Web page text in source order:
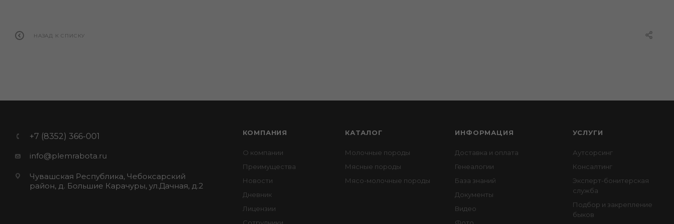
НАЗАД К СПИСКУ
+7 (8352) 366-001
info@plemrabota.ru
Чувашская Республика, Чебоксарский
район, д. Большие Карачуры, ул.Дачная, д.2
КОМПАНИЯ
О компании
Преимущества
Новости
Дневник
Лицензии
КАТАЛОГ
Молочные породы
Мясные породы
Мясо-молочные породы
ИНФОРМАЦИЯ
Доставка и оплата
Генеалогии
База знаний
Документы
Видео
УСЛУГИ
Аутсорсинг
Консалтинг
Эксперт-бонитерская
служба
Подбор и закрепление
быков